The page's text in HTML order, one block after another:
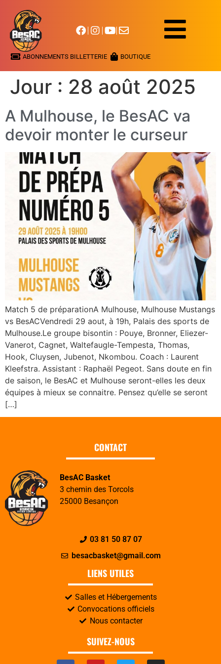
ABONNEMENTS BILLETTERIE BOUTIQUE
Jour : 28 août 2025
A Mulhouse, le BesAC va
devoir monter le curseur
Match 5 de préparationA Mulhouse, Mulhouse Mustangs
vs BesACVendredi 29 aout, à 19h, Palais des sports de
Mulhouse.Le groupe bisontin : Pouye, Bronner, Eliezer-
Vanerot, Cagnet, Waltefaugle-Tempesta, Thomas,
Hook, Cluysen, Jubenot, Nkombou. Coach : Laurent
Kleefstra. Assistant : Raphaël Pegeot. Sans doute en fin
de saison, le BesAC et Mulhouse seront-elles les deux
équipes à mieux se connaitre. Pensez qu’elle se seront
[…]
CONTACT
BesAC Basket
3 chemin des Torcols
25000 Besançon
03 81 50 87 07
besacbasket@gmail.com
LIENS UTILES
Salles et Hébergements
Convocations officiels
Nous contacter
SUIVEZ-NOUS